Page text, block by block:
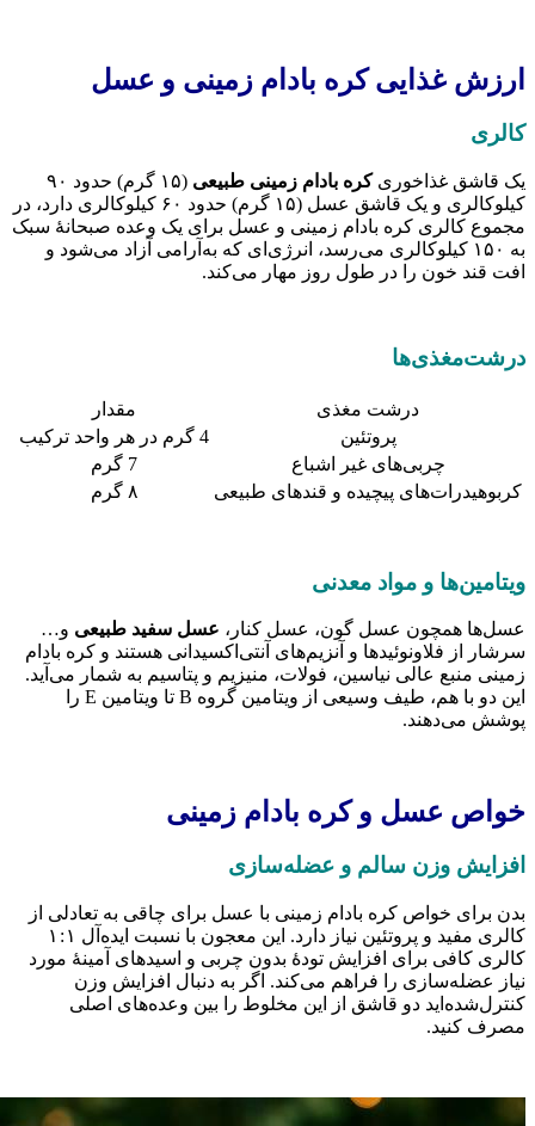
غذایی کره بادام زمینی و عسل
قاشق غذاخوریکره بادام زمینی طبیعی
(۱۵ گرم) حدود ۹۰
کیلوکالری و یک قاشق عسل (۱۵ گرم) حدود ۶۰ کیلوکالری دارد، در
کالری کره بادام زمینی و عسل برای یک وعده صبحانهٔ سبک
به ۱۵۰ کیلوکالری می‌رسد، انرژی‌ای که به‌آرامی آزاد می‌شود و
قند خون را در طول روز مهار می‌کند.
درشت مغذی
مقدار
پروتئین
چربی‌های غیر اشباع
کربوهیدرات‌های پیچیده و قندهای طبیعی
و مواد معدنی
همچون عسل گون، عسل کنار، عسل سفید طبیعیو…
از فلاونوئیدها و آنزیم‌های آنتی‌اکسیدانی هستند و کره بادام
منبع عالی نیاسین، فولات، منیزیم و پتاسیم به شمار می‌آید.
این دو با هم، طیف وسیعی از ویتامین گروه B تا ویتامین E را
می‌دهند.
عسل و کره بادام زمینی
وزن سالم و عضله‌سازی
برای خواص کره بادام زمینی با عسل برای چاقی به تعادلی از
کالری مفید و پروتئین نیاز دارد. این معجون با نسبت ایده‌آل ۱ : ۱
کافی برای افزایش تودهٔ بدون چربی و اسیدهای آمینهٔ مورد
عضله‌سازی را فراهم می‌کند. اگر به دنبال افزایش وزن
دو قاشق از این مخلوط را بین وعده‌های اصلی
کنید.